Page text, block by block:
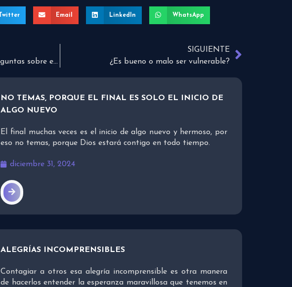
Twitter Email LinkedIn WhatsApp
Alex Campos responde tus preguntas sobre el evangelismo
SIGUIENTE
¿Es bueno o malo ser vulnerable?
NO TEMAS, PORQUE EL FINAL ES SOLO EL INICIO DE
ALGO NUEVO
El final muchas veces es el inicio de algo nuevo y hermoso, por
eso no temas, porque Dios estará contigo en todo tiempo.
diciembre 31, 2024
ALEGRÍAS INCOMPRENSIBLES
Contagiar a otros esa alegría incomprensible es otra manera
de hacerlos entender la esperanza maravillosa que tenemos en